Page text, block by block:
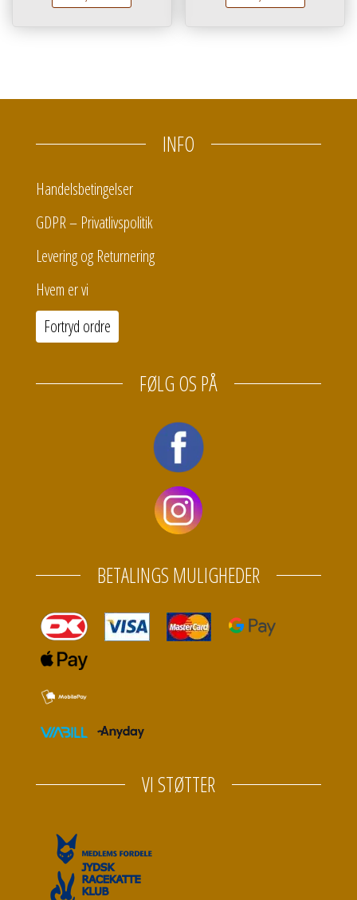
INFO
Handelsbetingelser
GDPR – Privatlivspolitik
Levering og Returnering
Hvem er vi
Fortryd ordre
FØLG OS PÅ
BETALINGS MULIGHEDER
VI STØTTER